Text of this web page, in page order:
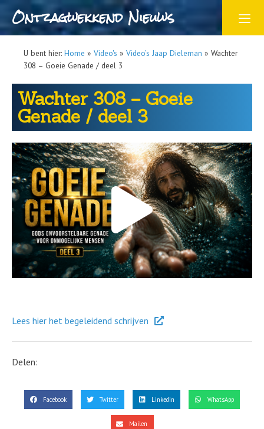
Ontzagwekkend Nieuws
U bent hier: Home » Video's » Video’s Jaap Dieleman » Wachter
308 – Goeie Genade / deel 3
Wachter 308 – Goeie
Genade / deel 3
Lees hier het begeleidend schrijven
Delen:
Facebook Twitter LinkedIn WhatsApp
Mailen